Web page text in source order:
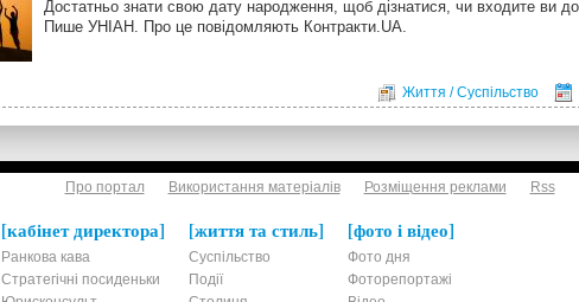
Достатньо знати свою дату народження, щоб дізнатися, чи входите ви
Пише УНІАН. Про це повідомляють Контракти.UA.
Життя / Суспільство
Про портал Використання матеріалів Розміщення реклами Rss
кабінет директора
Ранкова кава
Стратегічні посиденьки
життя та стиль
Суспільство
Події
фото і відео
Фото дня
Фоторепортажі